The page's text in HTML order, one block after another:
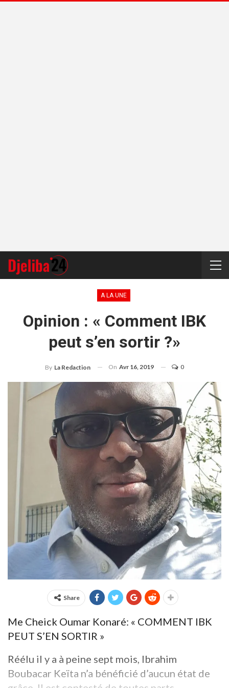
A LA UNE
Opinion : « Comment IBK
peut s’en sortir ?»
By La Redaction On Avr 16, 2019 0
Share
Me Cheick Oumar Konaré: « COMMENT IBK
PEUT S’EN SORTIR »
Réélu il y a à peine sept mois, Ibrahim
Boubacar Keïta n’a bénéficié d’aucun état de